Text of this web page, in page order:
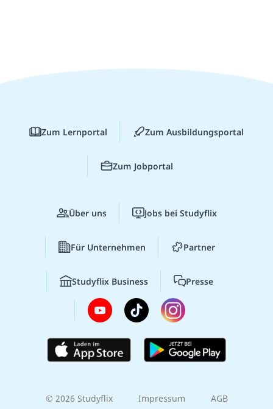
Zum Lernportal Zum Ausbildungsportal
Zum Jobportal
Über uns Jobs bei Studyflix
Für Unternehmen Partner
Studyflix Business Presse
© 2026 Studyflix Impressum AGB